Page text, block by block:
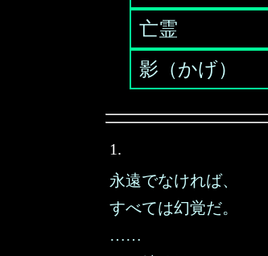
亡霊
影（かげ）
1.
永遠でなければ、
すべては幻覚だ。
……